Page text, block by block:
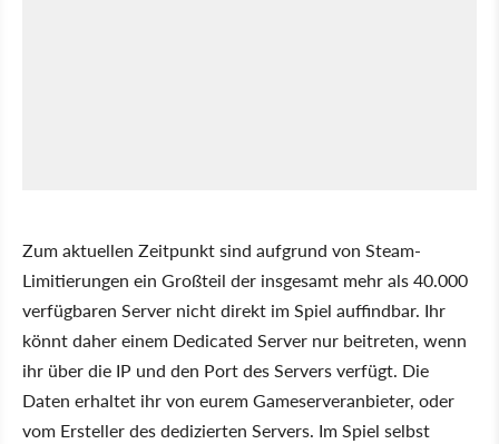
Zum aktuellen Zeitpunkt sind aufgrund von Steam-
Limitierungen ein Großteil der insgesamt mehr als 40.000
verfügbaren Server nicht direkt im Spiel auffindbar. Ihr
könnt daher einem Dedicated Server nur beitreten, wenn
ihr über die IP und den Port des Servers verfügt. Die
Daten erhaltet ihr von eurem Gameserveranbieter, oder
vom Ersteller des dedizierten Servers. Im Spiel selbst